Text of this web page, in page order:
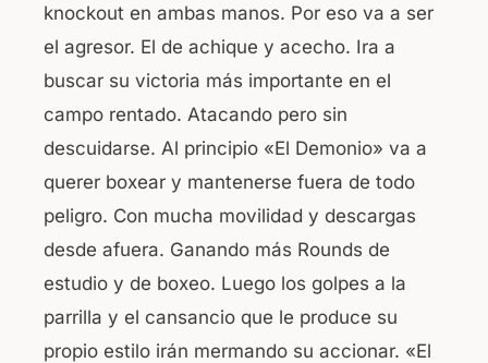
knockout en ambas manos. Por eso va a ser
el agresor. El de achique y acecho. Ira a
buscar su victoria más importante en el
campo rentado. Atacando pero sin
descuidarse. Al principio «El Demonio» va a
querer boxear y mantenerse fuera de todo
peligro. Con mucha movilidad y descargas
desde afuera. Ganando más Rounds de
estudio y de boxeo. Luego los golpes a la
parrilla y el cansancio que le produce su
propio estilo irán mermando su accionar. «El